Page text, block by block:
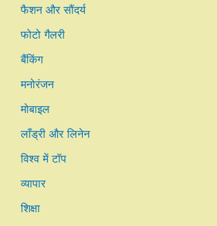
फैशन और सौंदर्य
फोटो गैलरी
बैंकिंग
मनोरंजन
मोबाइल
लाँड्री और लिनेन
विश्व में टॉप
व्यापार
शिक्षा